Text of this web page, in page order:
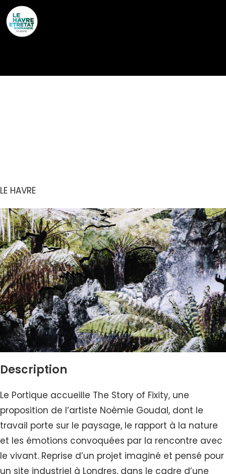
LE HAVRE
Description
Le Portique accueille The Story of Fixity, une
proposition de l’artiste Noémie Goudal, dont le
travail porte sur le paysage, le rapport à la nature
et les émotions convoquées par la rencontre avec
le vivant. Reprise d’un projet imaginé et pensé pour
un site industriel à Londres, dans le cadre d’une
Cookies management panel